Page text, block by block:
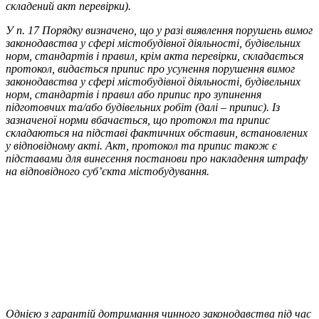
складений акт перевірки).
У п. 17 Порядку визначено, що у разі виявлення порушень вимог
законодавства у сфері містобудівної діяльності, будівельних
норм, стандартів і правил, крім акта перевірки, складається
протокол, видається припис про усунення порушення вимог
законодавства у сфері містобудівної діяльності, будівельних
норм, стандартів і правил або припис про зупинення
підготовчих та/або будівельних робіт (далі – припис). Із
зазначеної норми вбачається, що протокол та припис
складаються на підставі фактичних обставин, встановлених
у відповідному акті. Акт, протокол та припис також є
підставами для винесення постанови про накладення штрафу
на відповідного суб’єкта містобудування.
Однією з гарантій дотримання чинного законодавства під час